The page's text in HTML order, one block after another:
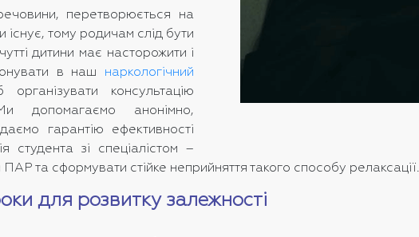
перетворюється на
тому родичам слід бути
дитини має насторожити і
в наш наркологічний
консультацію
допомагаємо анонімно,
гарантію ефективності
студента зі спеціалістом –
та сформувати стійке неприйняття такого способу релаксації.
для розвитку залежності